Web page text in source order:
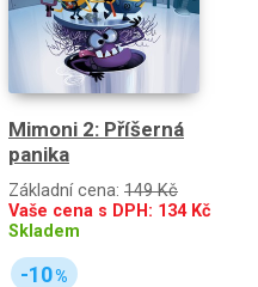
Mimoni 2: Příšerná
panika
Základní cena: 149 Kč
Vaše cena s DPH: 134Kč
Skladem
-10%